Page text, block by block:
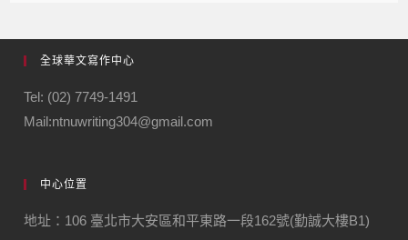
全球華文寫作中心
Tel: (02) 7749-1491
Mail:ntnuwriting304@gmail.com
中心位置
地址：106 臺北市大安區和平東路一段162號(勤誠大樓B1)